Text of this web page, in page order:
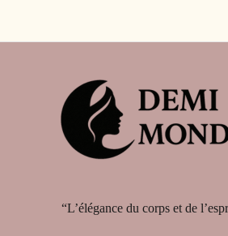
“L’élégance du corps et de